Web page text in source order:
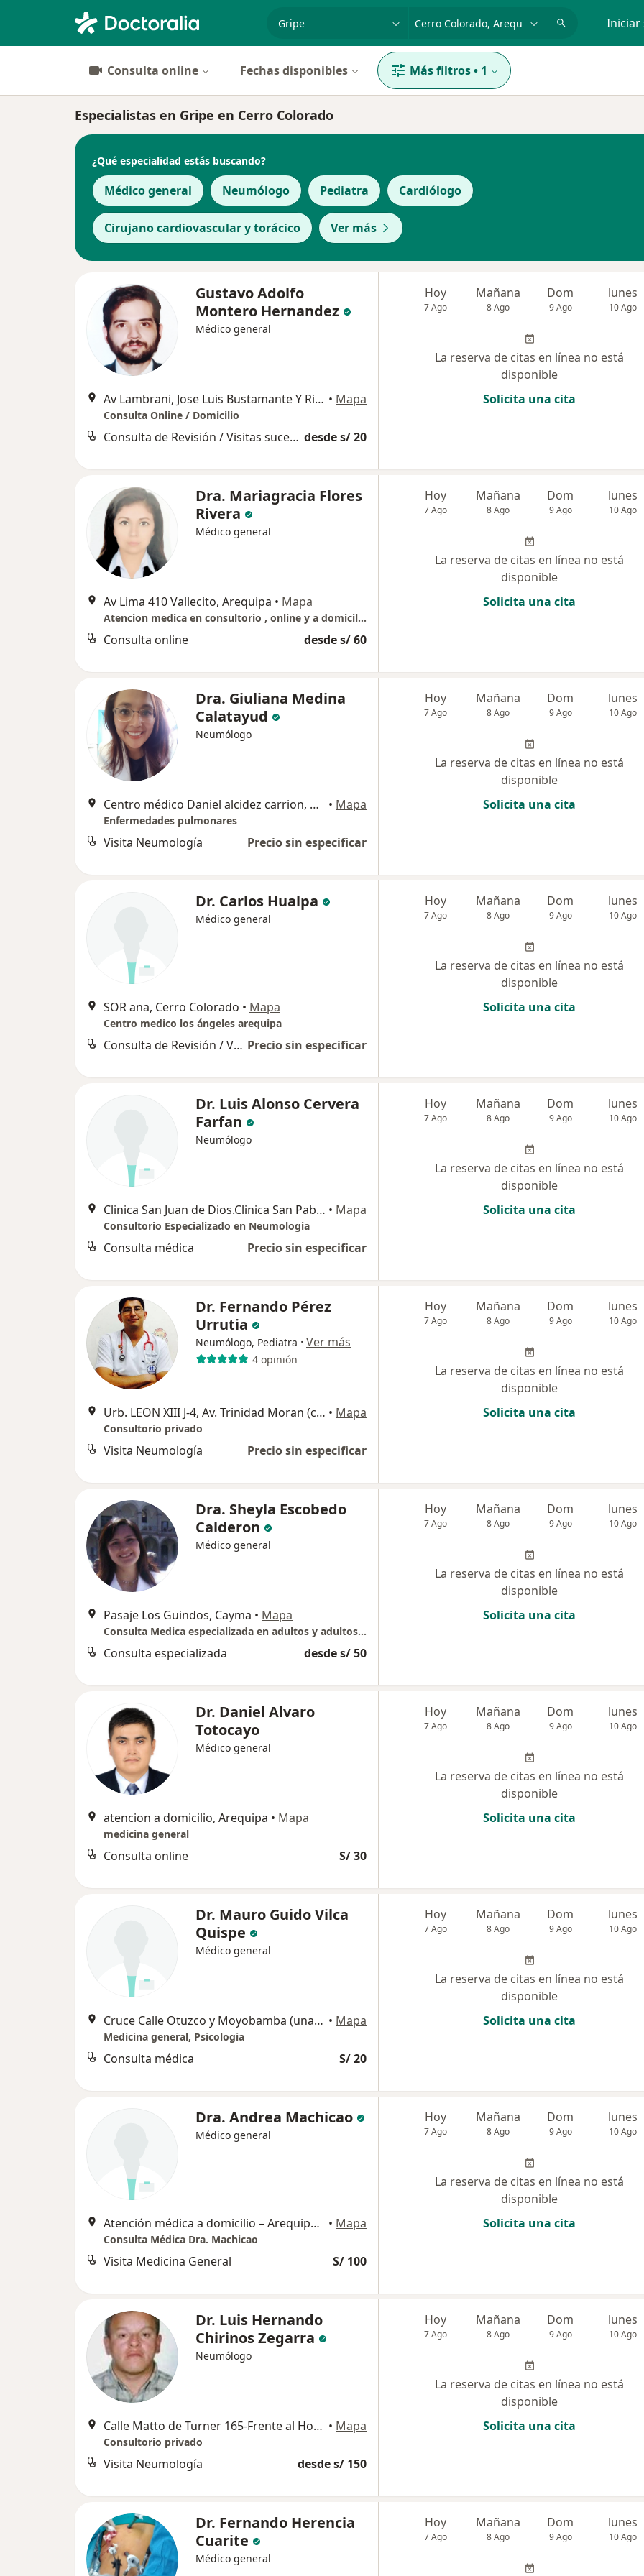
Iniciar
Consulta online Fechas disponibles Más filtros• 1
Especialistas en Gripe en Cerro Colorado
¿Qué especialidad estás buscando?
Médico general Neumólogo Pediatra Cardiólogo
Cirujano cardiovascular y torácico Ver más
Gustavo Adolfo
Montero Hernandez
Médico general
Av Lambrani, Jose Luis Bustamante Y Rivero, Jose Luis Bustamante y Rivero • Mapa
Consulta Online / Domicilio
Consulta de Revisión / Visitas sucesivas desde s/ 20
Hoy
7 Ago
Mañana
8 Ago
Dom
9 Ago
lunes
10 Ago
La reserva de citas en línea no está
disponible
Solicita una cita
Dra. Mariagracia Flores
Rivera
Médico general
Av Lima 410 Vallecito, Arequipa • Mapa
Atencion medica en consultorio , online y a domicilio
Consulta online desde s/ 60
Hoy
7 Ago
Mañana
8 Ago
Dom
9 Ago
lunes
10 Ago
La reserva de citas en línea no está
disponible
Solicita una cita
Dra. Giuliana Medina
Calatayud
Neumólogo
Centro médico Daniel alcidez carrion, Arequipa • Mapa
Enfermedades pulmonares
Visita Neumología Precio sin especificar
Hoy
7 Ago
Mañana
8 Ago
Dom
9 Ago
lunes
10 Ago
La reserva de citas en línea no está
disponible
Solicita una cita
Dr. Carlos Hualpa
Médico general
SOR ana, Cerro Colorado • Mapa
Centro medico los ángeles arequipa
Consulta de Revisión / Visitas sucesivas Precio sin especificar
Hoy
7 Ago
Mañana
8 Ago
Dom
9 Ago
lunes
10 Ago
La reserva de citas en línea no está
disponible
Solicita una cita
Dr. Luis Alonso Cervera
Farfan
Neumólogo
Clinica San Juan de Dios.Clinica San Pablo.Clinica Arequipa, Arequipa • Mapa
Consultorio Especializado en Neumologia
Consulta médica Precio sin especificar
Hoy
7 Ago
Mañana
8 Ago
Dom
9 Ago
lunes
10 Ago
La reserva de citas en línea no está
disponible
Solicita una cita
Dr. Fernando Pérez
Urrutia
Neumólogo, Pediatra · Ver más
4 opinión
Urb. LEON XIII J-4, Av. Trinidad Moran (costado de Farmacia FASUR), Arequipa • Mapa
Consultorio privado
Visita Neumología Precio sin especificar
Hoy
7 Ago
Mañana
8 Ago
Dom
9 Ago
lunes
10 Ago
La reserva de citas en línea no está
disponible
Solicita una cita
Dra. Sheyla Escobedo
Calderon
Médico general
Pasaje Los Guindos, Cayma • Mapa
Consulta Medica especializada en adultos y adultos mayores
Consulta especializada desde s/ 50
Hoy
7 Ago
Mañana
8 Ago
Dom
9 Ago
lunes
10 Ago
La reserva de citas en línea no está
disponible
Solicita una cita
Dr. Daniel Alvaro
Totocayo
Médico general
atencion a domicilio, Arequipa • Mapa
medicina general
Consulta online S/ 30
Hoy
7 Ago
Mañana
8 Ago
Dom
9 Ago
lunes
10 Ago
La reserva de citas en línea no está
disponible
Solicita una cita
Dr. Mauro Guido Vilca
Quispe
Médico general
Cruce Calle Otuzco y Moyobamba (una cuadra de la Villa Olimpica de Socabaya), Arequipa • Mapa
Medicina general, Psicologia
Consulta médica S/ 20
Hoy
7 Ago
Mañana
8 Ago
Dom
9 Ago
lunes
10 Ago
La reserva de citas en línea no está
disponible
Solicita una cita
Dra. Andrea Machicao
Médico general
Atención médica a domicilio – Arequipa, Arequipa • Mapa
Consulta Médica Dra. Machicao
Visita Medicina General S/ 100
Hoy
7 Ago
Mañana
8 Ago
Dom
9 Ago
lunes
10 Ago
La reserva de citas en línea no está
disponible
Solicita una cita
Dr. Luis Hernando
Chirinos Zegarra
Neumólogo
Calle Matto de Turner 165-Frente al Hospital General Arequipa, Arequipa • Mapa
Consultorio privado
Visita Neumología desde s/ 150
Hoy
7 Ago
Mañana
8 Ago
Dom
9 Ago
lunes
10 Ago
La reserva de citas en línea no está
disponible
Solicita una cita
Dr. Fernando Herencia
Cuarite
Médico general
Hoy
7 Ago
Mañana
8 Ago
Dom
9 Ago
lunes
10 Ago